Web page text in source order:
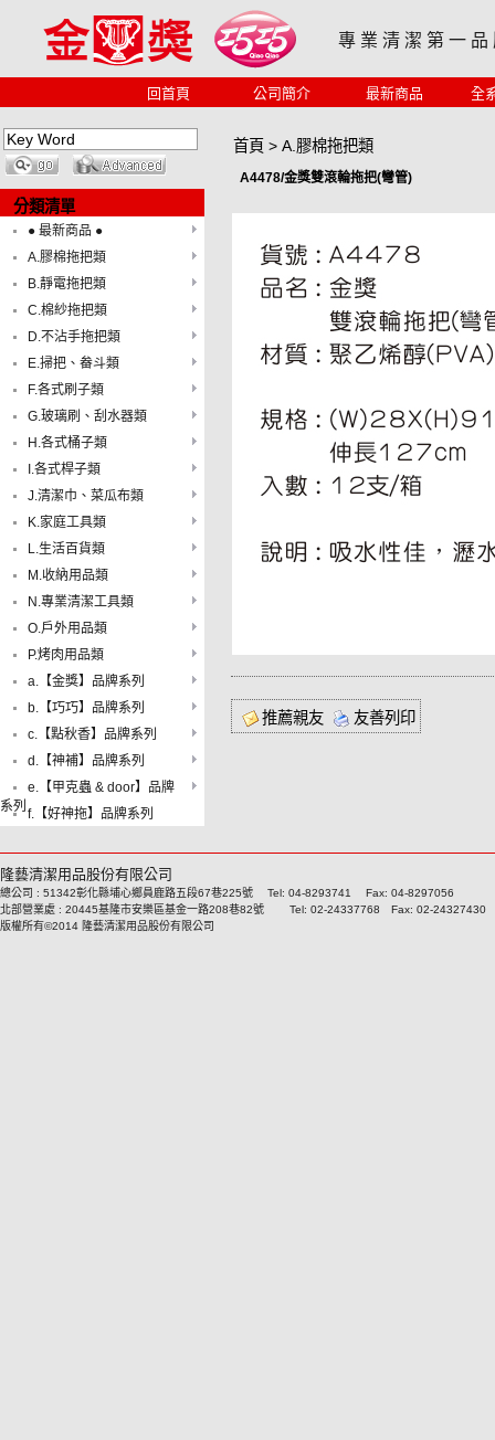
專 業 清 潔 第 一 品
回首頁 公司簡介 最新商品 全
分類清單
● 最新商品 ●
A.膠棉拖把類
B.靜電拖把類
C.棉紗拖把類
D.不沾手拖把類
E.掃把、畚斗類
F.各式刷子類
G.玻璃刷、刮水器類
H.各式桶子類
I.各式桿子類
J.清潔巾、菜瓜布類
K.家庭工具類
L.生活百貨類
M.收納用品類
N.專業清潔工具類
O.戶外用品類
P.烤肉用品類
a.【金獎】品牌系列
b.【巧巧】品牌系列
c.【點秋香】品牌系列
d.【神補】品牌系列
e.【甲克蟲 & door】品牌
系列 f.【好神拖】品牌系列
首頁 > A.膠棉拖把類
A4478/金獎雙滾輪拖把(彎管)
推薦親友 友善列印
隆藝清潔用品股份有限公司
總公司 : 51342彰化縣埔心鄉員鹿路五段67巷225號 Tel: 04-8293741 Fax: 04-8297056
北部營業處 : 20445基隆市安樂區基金一路208巷82號 Tel: 02-24337768 Fax: 02-24327430
版權所有©2014 隆藝清潔用品股份有限公司